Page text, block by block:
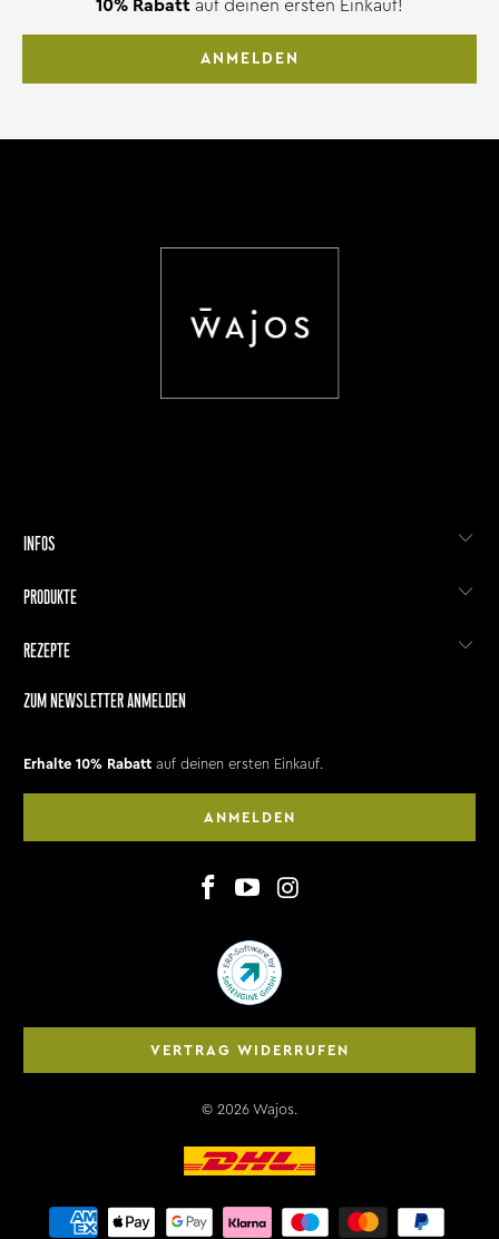
10% Rabatt auf deinen ersten Einkauf!
ANMELDEN
INFOS
PRODUKTE
REZEPTE
ZUM NEWSLETTER ANMELDEN
Erhalte 10% Rabatt auf deinen ersten Einkauf.
ANMELDEN
VERTRAG WIDERRUFEN
© 2026 Wajos